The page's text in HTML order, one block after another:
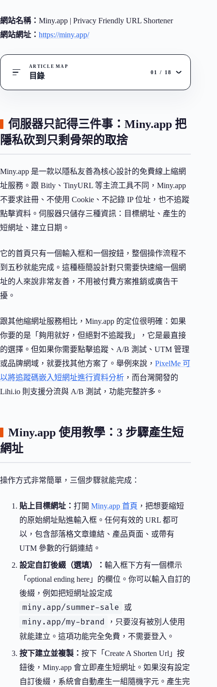
網站名稱： Miny.app | Privacy Friendly URL Shortener
網站網址： https://miny.app/
ARTICLE MAP
目錄 01 / 18
伺服器只記得三件事：Miny.app 把
隱私砍到只剩骨架的取捨
Miny.app 是一款以隱私友善為核心設計的免費線上縮網
址服務。跟 Bitly、TinyURL 等主流工具不同，Miny.app
不要求註冊、不使用 Cookie、不記錄 IP 位址，也不追蹤
點擊資料。伺服器只儲存三種資訊：目標網址、產生的
短網址、建立日期。
它的首頁只有一個輸入框和一個按鈕，整個操作流程不
到五秒就能完成。這種極簡設計對只需要快速縮一個網
址的人來說非常友善，不用被付費方案推銷或廣告干
擾。
跟其他縮網址服務相比，Miny.app 的定位很明確：如果
你要的是「夠用就好，但絕對不追蹤我」，它是最直接
的選擇。但如果你需要點擊追蹤、A/B 測試、UTM 管理
或品牌網域，就要找其他方案了。舉例來說， PixelMe 可
以將追蹤碼嵌入短網址進行資料分析 ，而台灣開發的
Lihi.io 則支援分流與 A/B 測試，功能完整許多。
Miny.app 使用教學：3 步驟產生短
網址
操作方式非常簡單，三個步驟就能完成：
貼上目標網址： 打開 Miny.app 首頁 ，把想要縮短
的原始網址貼進輸入框。任何有效的 URL 都可
以，包含部落格文章連結、產品頁面、或帶有
UTM 參數的行銷連結。
設定自訂後綴（選填）： 輸入框下方有一個標示
「optional ending here」的欄位。你可以輸入自訂的
後綴，例如把短網址設定成
miny.app/summer-sale 或
miny.app/my-brand
，只要沒有被別人使用
就能建立。這項功能完全免費，不需要登入。
按下建立並複製： 按下「Create A Shorten Url」按
鈕後，Miny.app 會立即產生短網址。如果沒有設定
自訂後綴，系統會自動產生一組隨機字元。產生完